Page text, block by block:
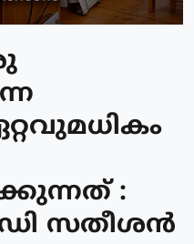
:
ഡി സതീശൻ